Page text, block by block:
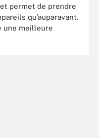
et permet de prendre
qu’auparavant.
une meilleure